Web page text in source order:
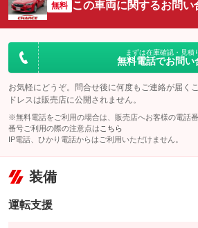
無料 この車両に関するお問い
まずは在庫確認・見積
無料電話でお問い
お気軽にどうぞ。問合せ後に何度もご連絡が届く
ドレスは販売店に公開されません。
※無料電話をご利用の場合は、販売店へお客様の電話
番号ご利用の際の注意点は こちら
IP電話、ひかり電話からはご利用いただけません。
装備
運転支援